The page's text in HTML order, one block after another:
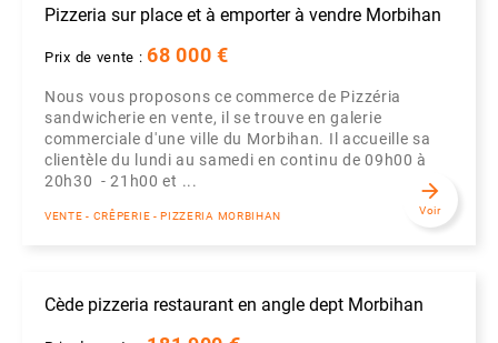
Pizzeria sur place et à emporter à vendre Morbihan
Prix de vente :68 000 €
Nous vous proposons ce commerce de Pizzéria
sandwicherie en vente, il se trouve en galerie
commerciale d'une ville du Morbihan. Il accueille sa
clientèle du lundi au samedi en continu de 09h00 à
20h30 - 21h00 et ...
VENTE - CRÊPERIE - PIZZERIA MORBIHAN
arrow_forward
Voir
Cède pizzeria restaurant en angle dept Morbihan